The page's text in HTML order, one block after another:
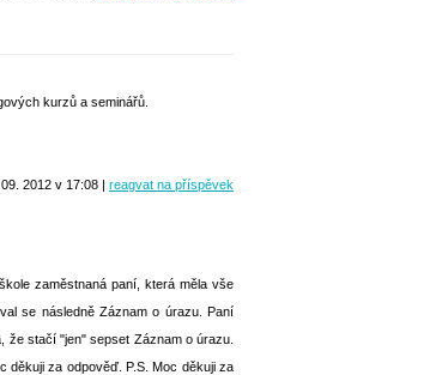
kurzů a seminářů.
2012 v 17:08 | reagvat na příspěvek
zaměstnaná paní, která měla vše
se následně Záznam o úrazu. Paní
že stačí "jen" sepset Záznam o úrazu.
děkuji za odpověď. P.S. Moc děkuji za